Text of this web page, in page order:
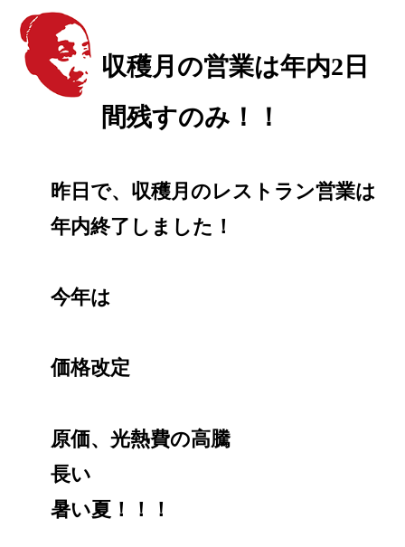
収穫月の営業は年内2日
間残すのみ！！
昨日で、収穫月のレストラン営業は
年内終了しました！
今年は
価格改定
原価、光熱費の高騰
長い
暑い夏！！！